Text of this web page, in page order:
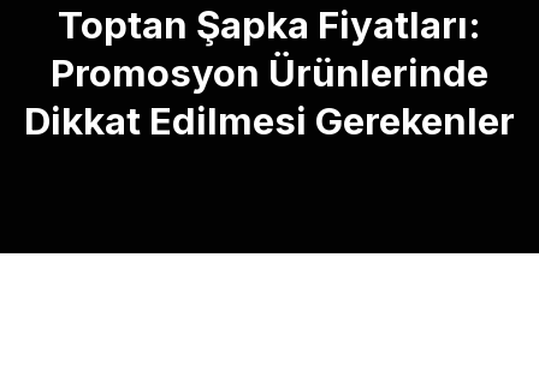
Toptan Şapka Fiyatları:
Promosyon Ürünlerinde
Dikkat Edilmesi Gerekenler